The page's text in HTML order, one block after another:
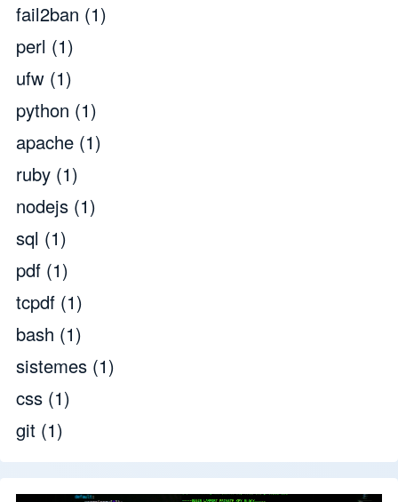
fail2ban (1)
perl (1)
ufw (1)
python (1)
apache (1)
ruby (1)
nodejs (1)
sql (1)
pdf (1)
tcpdf (1)
bash (1)
sistemes (1)
css (1)
git (1)